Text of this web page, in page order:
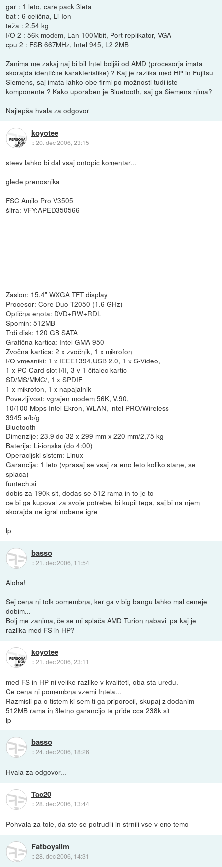
gar : 1 leto, care pack 3leta
bat : 6 celična, Li-Ion
teža : 2.54 kg
I/O 2 : 56k modem, Lan 100Mbit, Port replikator, VGA
cpu 2 : FSB 667MHz, Intel 945, L2 2MB
Zanima me zakaj naj bi bil Intel boljši od AMD (procesorja imata
skorajda identične karakteristike) ? Kaj je razlika med HP in Fujitsu
Siemens, saj imata lahko obe firmi po možnosti tudi iste
komponente ? Kako uporaben je Bluetooth, saj ga Siemens nima?
Najlepša hvala za odgovor
koyotee
::20. dec 2006, 23:15
steev lahko bi dal vsaj ontopic komentar...
glede prenosnika
FSC Amilo Pro V3505
šifra: VFY:APED350566
Zaslon: 15.4" WXGA TFT display
Procesor: Core Duo T2050 (1.6 GHz)
Optična enota: DVD+RW+RDL
Spomin: 512MB
Trdi disk: 120 GB SATA
Grafična kartica: Intel GMA 950
Zvočna kartica: 2 x zvočnik, 1 x mikrofon
I/O vmesniki: 1 x IEEE1394,USB 2.0, 1 x S-Video,
1 x PC Card slot I/II, 3 v 1 čitalec kartic
SD/MS/MMC/, 1 x SPDIF
1 x mikrofon, 1 x napajalnik
Povezljivost: vgrajen modem 56K, V.90,
10/100 Mbps Intel Ekron, WLAN, Intel PRO/Wireless
3945 a/b/g
Bluetooth
Dimenzije: 23.9 do 32 x 299 mm x 220 mm/2,75 kg
Baterija: Li-ionska (do 4:00)
Operacijski sistem: Linux
Garancija: 1 leto (vprasaj se vsaj za eno leto koliko stane, se
splaca)
funtech.si
dobis za 190k sit, dodas se 512 rama in to je to
ce bi ga kupoval za svoje potrebe, bi kupil tega, saj bi na njem
skorajda ne igral nobene igre
lp
basso
::21. dec 2006, 11:54
Aloha!
Sej cena ni tolk pomembna, ker ga v big bangu lahko mal ceneje
dobim...
Bolj me zanima, če se mi splača AMD Turion nabavit pa kaj je
razlika med FS in HP?
koyotee
::21. dec 2006, 23:11
med FS in HP ni velike razlike v kvaliteti, oba sta uredu.
Ce cena ni pomembna vzemi Intela...
Razmisli pa o tistem ki sem ti ga priporocil, skupaj z dodanim
512MB rama in 3letno garancijo te pride cca 238k sit
lp
basso
::24. dec 2006, 18:26
Hvala za odgovor...
Tac20
::28. dec 2006, 13:44
Pohvala za tole, da ste se potrudili in strnili vse v eno temo
Fatboyslim
::28. dec 2006, 14:31